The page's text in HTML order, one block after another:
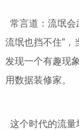
常言道：流氓会
流氓也挡不住”，
发现一个有趣现
用数据装修家。
这个时代的流量